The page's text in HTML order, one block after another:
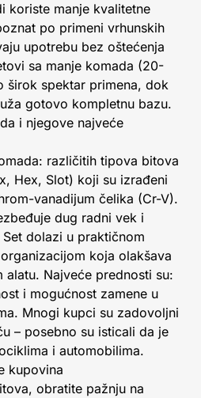
koriste manje kvalitetne
po primeni vrhunskih
upotrebu bez oštećenja
sa manje komada (20-
širok spektar primena, dok
gotovo kompletnu bazu.
i njegove najveće
različitih tipova bitova
Hex, Slot) koji su izrađeni
vanadijum čelika (Cr-V).
dug radni vek i
dolazi u praktičnom
koja olakšava
Najveće prednosti su:
i mogućnost zamene u
Mnogi kupci su zadovoljni
– posebno su isticali da je
i automobilima.
kupovina
obratite pažnju na